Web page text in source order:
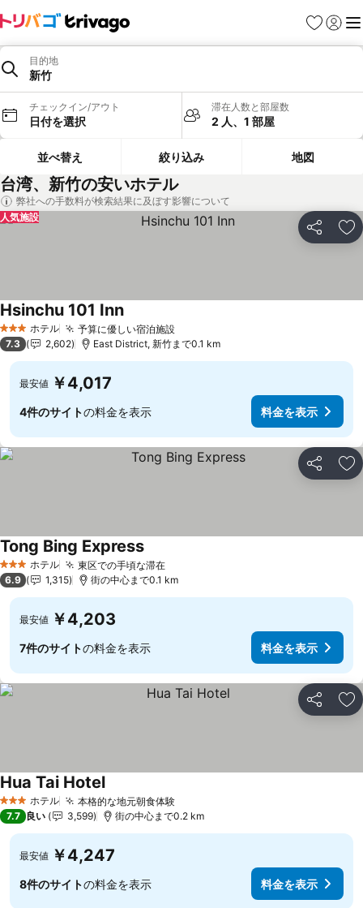
お気に入り
ログイ
メ
目的地
新竹
チェックイン/アウト
日付を選択
滞在人数と部屋数
2 人、1 部屋
並べ替え 絞り込み 地図
台湾、新竹の安いホテル
弊社への手数料が検索結果に及ぼす影響について
シェア お
人気施設
3 ホテルのランク
ホテル 予算に優しい宿泊施設
Hsinchu 101 Inn
7.3 2,602 East District, 新竹まで0.1 km
最安値 ￥4,017
4件のサイトの料金を表示 料金を表示
シェア お
3 ホテルのランク
ホテル 東区での手頃な滞在
Tong Bing Express
6.9 1,315 街の中心まで0.1 km
最安値 ￥4,203
7件のサイトの料金を表示 料金を表示
シェア お
3 ホテルのランク
ホテル 本格的な地元朝食体験
Hua Tai Hotel
7.7 良い 3,599 街の中心まで0.2 km
最安値 ￥4,247
8件のサイトの料金を表示 料金を表示